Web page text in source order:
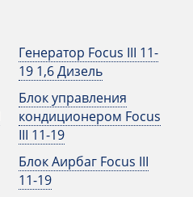
Генератор Focus III 11-
19 1,6 Дизель
Блок управления
кондиционером Focus
III 11-19
Блок Аирбаг Focus III
11-19